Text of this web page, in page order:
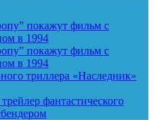
покажут фильм с
в 1994
покажут фильм с
в 1994
триллера «Наследник»
фантастического